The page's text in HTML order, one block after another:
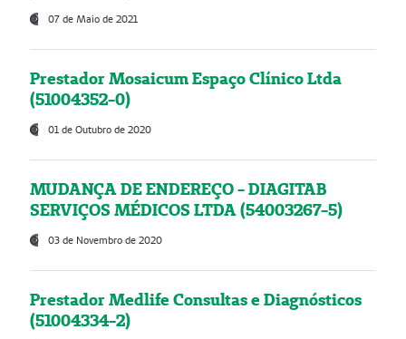
07 de Maio de 2021
Prestador Mosaicum Espaço Clínico Ltda
(51004352-0)
01 de Outubro de 2020
MUDANÇA DE ENDEREÇO - DIAGITAB
SERVIÇOS MÉDICOS LTDA (54003267-5)
03 de Novembro de 2020
Prestador Medlife Consultas e Diagnósticos
(51004334-2)